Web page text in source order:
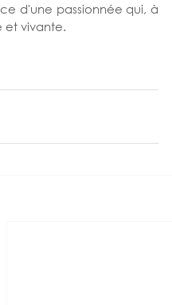
d'une passionnée qui, à
et vivante.